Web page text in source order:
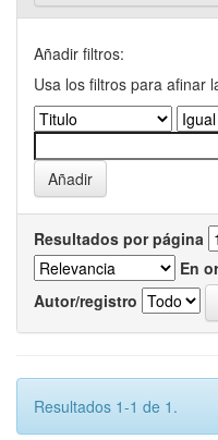
Añadir filtros:
Usa los filtros para afinar
Resultados por página
En
Autor/registro
Resultados 1-1 de 1.